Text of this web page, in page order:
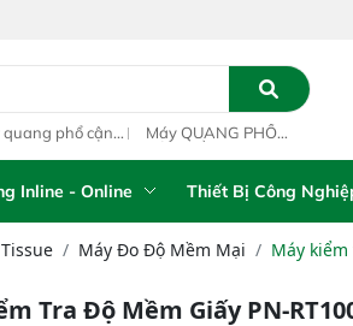
Bình Tân, Thành phố Hồ Chí Minh, Việt
quang phổ cận
Máy QUANG PHỔ
Vista-R
Inline - Online Thiết Bị Công
Máy Đo Độ Mềm Mại Máy kiểm
Tra Độ Mềm Giấy PN-